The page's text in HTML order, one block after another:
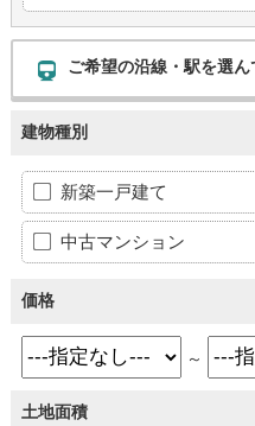
ご希望の沿線・駅を選
建物種別
新築一戸建て
中古マンション
価格
～
土地面積